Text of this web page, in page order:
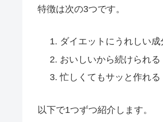
特徴は次の3つです。
ダイエットにうれしい成
おいしいから続けられる
忙しくてもサッと作れる
以下で1つずつ紹介します。